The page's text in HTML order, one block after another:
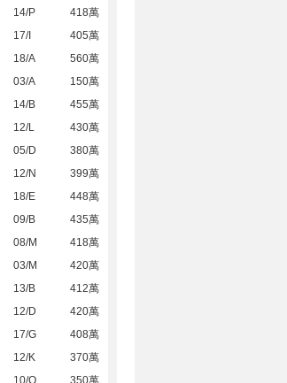
14/P
418萬
17/I
405萬
18/A
560萬
03/A
150萬
14/B
455萬
12/L
430萬
05/D
380萬
12/N
399萬
18/E
448萬
09/B
435萬
08/M
418萬
03/M
420萬
13/B
412萬
12/D
420萬
17/G
408萬
12/K
370萬